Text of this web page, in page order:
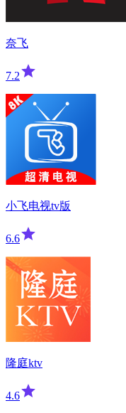
奈飞
7.2
小飞电视tv版
6.6
隆庭ktv
4.6